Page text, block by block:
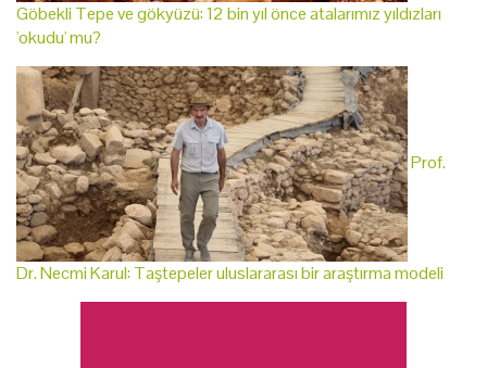
Göbekli Tepe ve gökyüzü: 12 bin yıl önce atalarımız yıldızları
'okudu' mu?
Prof.
Dr. Necmi Karul: Taştepeler uluslararası bir araştırma modeli